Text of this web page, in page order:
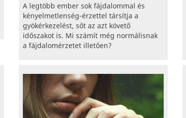
A legtöbb ember sok fájdalommal és
kényelmetlenség-érzettel társítja a
gyökérkezelést, sőt az azt követő
időszakot is. Mi számít még normálisnak
a fájdalomérzetet illetően?